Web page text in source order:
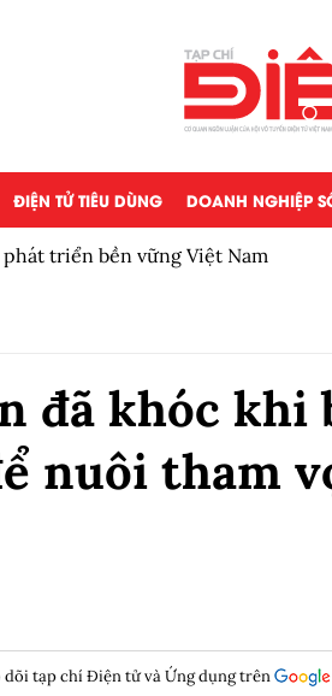
ĐIỆN TỬ TIÊU DÙNG DOANH NGHIỆP
triển bền vững Việt Nam
đã khóc khi
nuôi tham
dõi tạp chí Điện tử và Ứng dụng trên